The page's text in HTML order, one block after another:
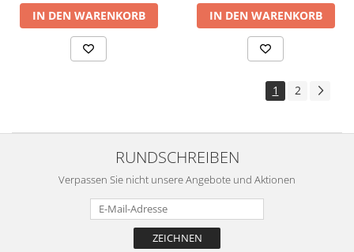
IN DEN WARENKORB IN DEN WARENKORB
1 2
RUNDSCHREIBEN
Verpassen Sie nicht unsere Angebote und Aktionen